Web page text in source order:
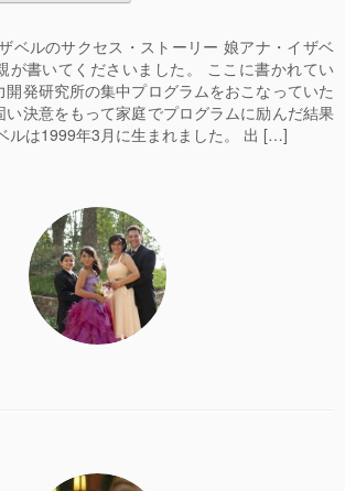
ベルのサクセス・ストーリー 娘アナ・イザベ
が書いてくださいました。 ここに書かれてい
開発研究所の集中プログラムをおこなっていた
い決意をもって家庭でプログラムに励んだ結果
ルは1999年3月に生まれました。 出 […]